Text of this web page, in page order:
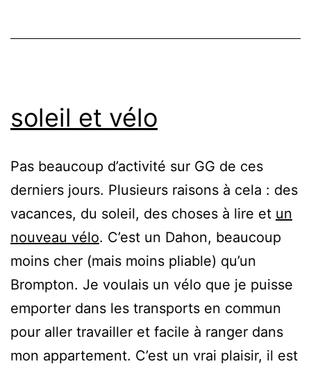
soleil et vélo
Pas beaucoup d’activité sur GG de ces
derniers jours. Plusieurs raisons à cela : des
vacances, du soleil, des choses à lire et un
nouveau vélo. C’est un Dahon, beaucoup
moins cher (mais moins pliable) qu’un
Brompton. Je voulais un vélo que je puisse
emporter dans les transports en commun
pour aller travailler et facile à ranger dans
mon appartement. C’est un vrai plaisir, il est